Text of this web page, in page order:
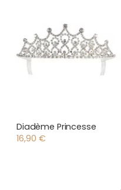
Diadème Princesse
16,90 €